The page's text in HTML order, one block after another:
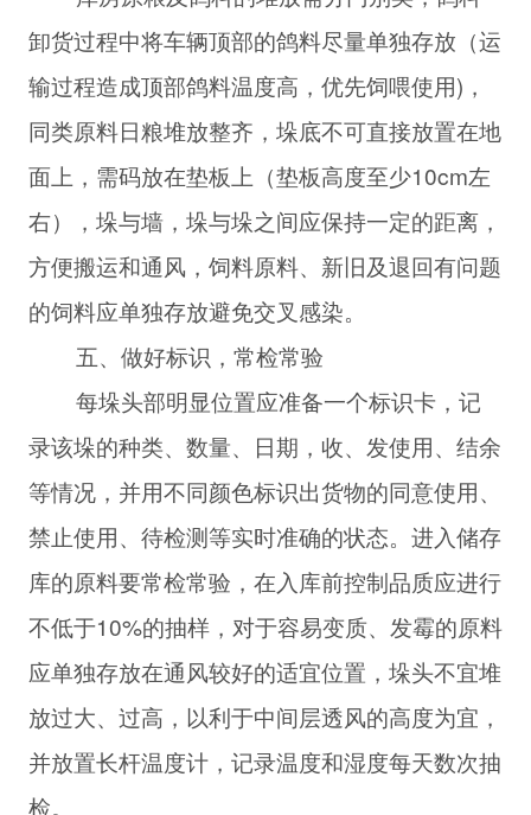
卸货过程中将车辆顶部的鸽料尽量单独存放（运
输过程造成顶部鸽料温度高，优先饲喂使用)，
同类原料日粮堆放整齐，垛底不可直接放置在地
面上，需码放在垫板上（垫板高度至少10cm左
右），垛与墙，垛与垛之间应保持一定的距离，
方便搬运和通风，饲料原料、新旧及退回有问题
的饲料应单独存放避免交叉感染。
五、做好标识，常检常验
每垛头部明显位置应准备一个标识卡，记
录该垛的种类、数量、日期，收、发使用、结余
等情况，并用不同颜色标识出货物的同意使用、
禁止使用、待检测等实时准确的状态。进入储存
库的原料要常检常验，在入库前控制品质应进行
不低于10%的抽样，对于容易变质、发霉的原料
应单独存放在通风较好的适宜位置，垛头不宜堆
放过大、过高，以利于中间层透风的高度为宜，
并放置长杆温度计，记录温度和湿度每天数次抽
检。